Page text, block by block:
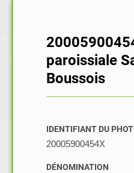
paroissiale
Boussois
IDENTIFIANT DU
20005900454X
DÉNOMINATION